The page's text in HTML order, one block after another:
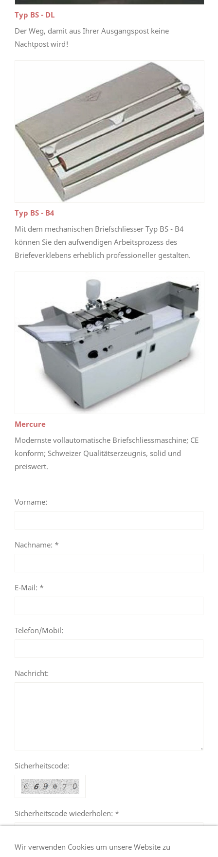
Typ BS - DL
Der Weg, damit aus Ihrer Ausgangspost keine
Nachtpost wird!
Typ BS - B4
Mit dem mechanischen Briefschliesser Typ BS - B4
können Sie den aufwendigen Arbeitsprozess des
Briefeverklebens erheblich professioneller gestalten.
Mercure
Modernste vollautomatische Briefschliessmaschine; CE
konform; Schweizer Qualitätserzeugnis, solid und
preiswert.
Vorname:
Nachname: *
E-Mail: *
Telefon/Mobil:
Nachricht:
Sicherheitscode:
Sicherheitscode wiederholen: *
Wir verwenden Cookies um unsere Website zu